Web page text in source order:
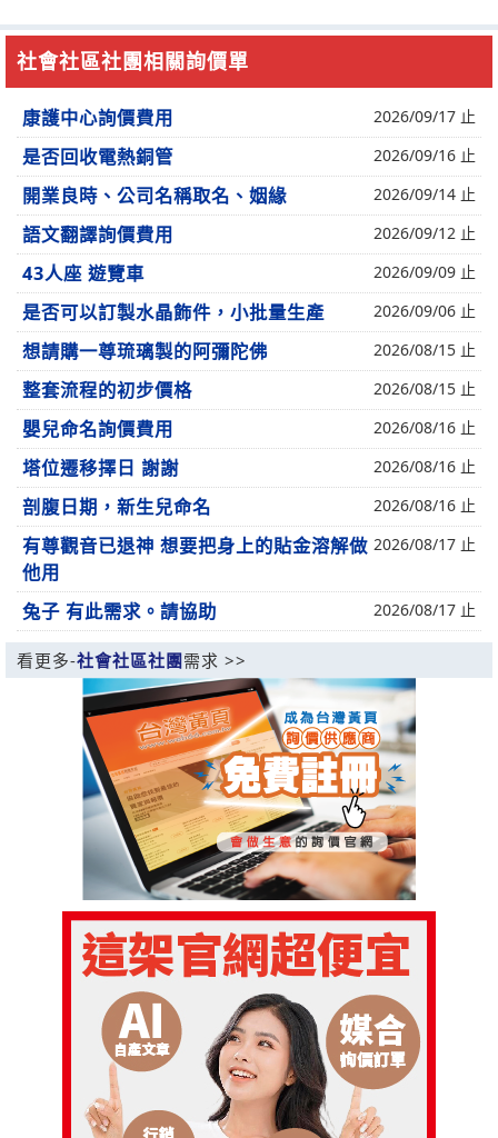
社會社區社團相關詢價單
康護中心詢價費用 2026/09/17 止
是否回收電熱銅管 2026/09/16 止
開業良時、公司名稱取名、姻緣 2026/09/14 止
語文翻譯詢價費用 2026/09/12 止
43人座 遊覽車 2026/09/09 止
是否可以訂製水晶飾件，小批量生產 2026/09/06 止
想請購一尊琉璃製的阿彌陀佛 2026/08/15 止
整套流程的初步價格 2026/08/15 止
嬰兒命名詢價費用 2026/08/16 止
塔位遷移擇日 謝謝 2026/08/16 止
剖腹日期，新生兒命名 2026/08/16 止
有尊觀音已退神 想要把身上的貼金溶解做
他用
2026/08/17 止
兔子 有此需求。請協助 2026/08/17 止
看更多-社會社區社團需求 >>